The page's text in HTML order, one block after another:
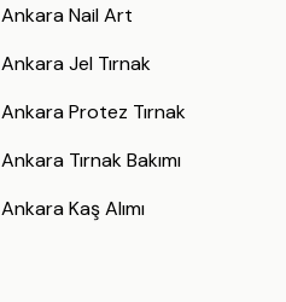
Ankara Nail Art
Ankara Jel Tırnak
Ankara Protez Tırnak
Ankara Tırnak Bakımı
Ankara Kaş Alımı